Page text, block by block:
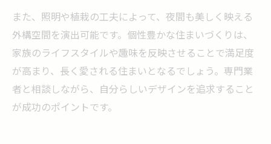
また、照明や植栽の工夫によって、夜間も美しく映える
外構空間を演出可能です。個性豊かな住まいづくりは、
家族のライフスタイルや趣味を反映させることで満足度
が高まり、長く愛される住まいとなるでしょう。専門業
者と相談しながら、自分らしいデザインを追求すること
が成功のポイントです。